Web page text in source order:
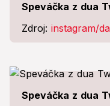
Speváčka z dua
Zdroj: instagram/
Speváčka z dua